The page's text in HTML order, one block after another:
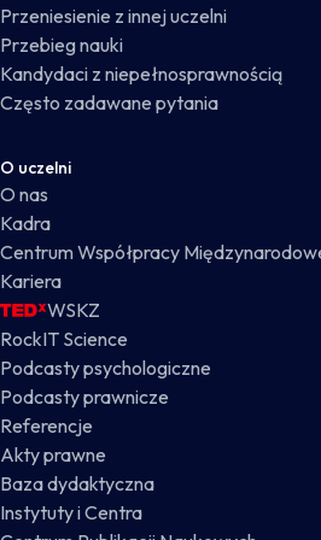
Przeniesienie z innej uczelni
Przebieg nauki
Kandydaci z niepełnosprawnością
Często zadawane pytania
O uczelni
O nas
Kadra
Centrum Współpracy
Kariera
WSKZ
RockIT Science
Podcasty psychologiczne
Podcasty prawnicze
Referencje
Akty prawne
Baza dydaktyczna
Instytuty i Centra